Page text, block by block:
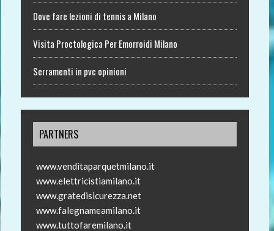
Dove fare lezioni di tennis a Milano
Visita Proctologica Per Emorroidi Milano
Serramenti in pvc opinioni
PARTNERS
www.venditaparquetmilano.it
www.elettricistiamilano.it
www.gratedisicurezza.net
www.falegnameamilano.it
www.tuttofaremilano.it